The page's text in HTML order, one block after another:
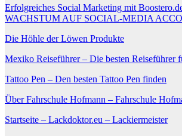
Erfolgreiches Social Marketing mit
WACHSTUM AUF SOCIAL-MEDIA
Die Höhle der Löwen Produkte
Mexiko Reiseführer – Die besten Reiseführer
Tattoo Pen – Den besten Tattoo Pen finden
Über Fahrschule Hofmann – Fahrschule
Startseite – Lackdoktor.eu – Lackiermeister